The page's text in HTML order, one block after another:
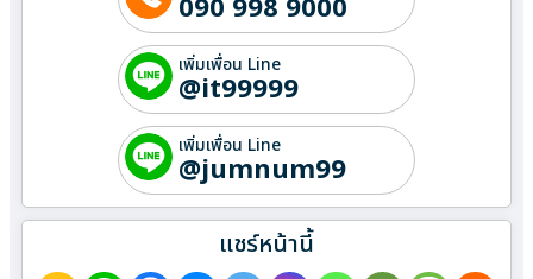
090 998 9000
เพิ่มเพื่อน Line
@it99999
เพิ่มเพื่อน Line
@jumnum99
แชร์หน้านี้